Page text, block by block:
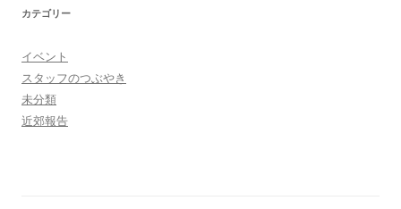
カテゴリー
イベント
スタッフのつぶやき
未分類
近郊報告